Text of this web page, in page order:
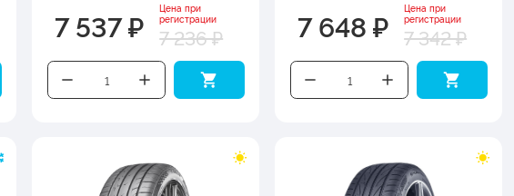
7 537 ₽
Цена при
регистрации
7 236 ₽ 7 648 ₽
Цена при
регистрации
7 342 ₽